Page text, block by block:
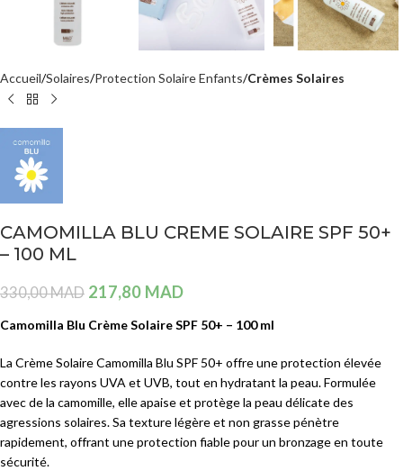
Accueil Solaires Protection Solaire Enfants Crèmes Solaires
CAMOMILLA BLU CREME SOLAIRE SPF 50+
– 100 ML
330,00MAD 217,80 MAD
Camomilla Blu Crème Solaire SPF 50+ – 100 ml
La Crème Solaire Camomilla Blu SPF 50+ offre une protection élevée
contre les rayons UVA et UVB, tout en hydratant la peau. Formulée
avec de la camomille, elle apaise et protège la peau délicate des
agressions solaires. Sa texture légère et non grasse pénètre
rapidement, offrant une protection fiable pour un bronzage en toute
sécurité.